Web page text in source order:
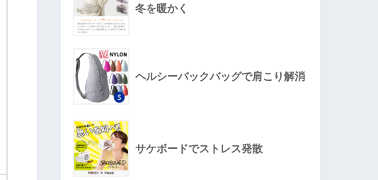
冬を暖かく
ヘルシーバックバッグで肩こり解消
サケボードでストレス発散